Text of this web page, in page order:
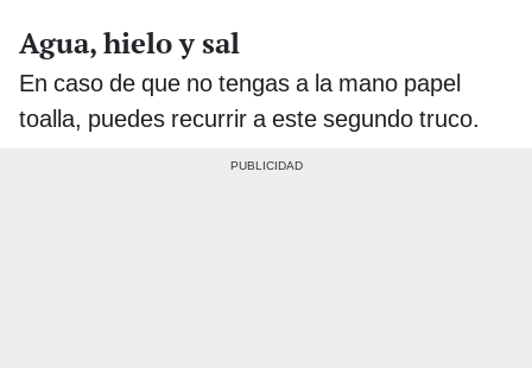
Agua, hielo y sal
En caso de que no tengas a la mano papel
toalla, puedes recurrir a este segundo truco.